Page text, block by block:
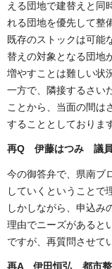
える団地で建替えと同
れる団地を優先して整
既存のストックは可能
替えの対象となる団地
増やすことは難しい状
一方で、隣接するさい
ことから、当面の間は
することとしておりま
再Q 伊藤はつみ 議員
今の御答弁で、県南ブ
していくということで
しかしながら、申込み
理由でニーズがあると
ですが、再質問させて
再A 伊田恒弘 都市整